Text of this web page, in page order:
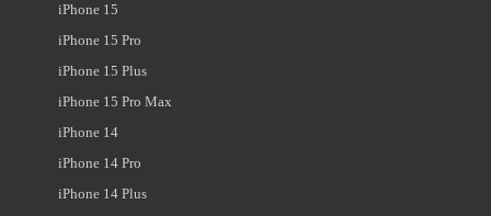
iPhone 15
iPhone 15 Pro
iPhone 15 Plus
iPhone 15 Pro Max
iPhone 14
iPhone 14 Pro
iPhone 14 Plus